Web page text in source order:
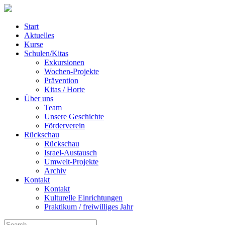
Start
Aktuelles
Kurse
Schulen/Kitas
Exkursionen
Wochen-Projekte
Prävention
Kitas / Horte
Über uns
Team
Unsere Geschichte
Förderverein
Rückschau
Rückschau
Israel-Austausch
Umwelt-Projekte
Archiv
Kontakt
Kontakt
Kulturelle Einrichtungen
Praktikum / freiwilliges Jahr